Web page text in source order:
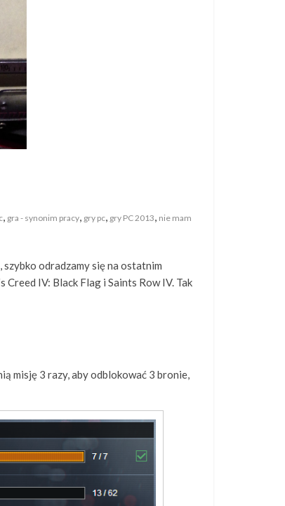
, gra - synonim pracy, gry pc, gry PC 2013, nie mam
szybko odradzamy się na ostatnim
Creed IV: Black Flag i Saints Row IV. Tak
misję 3 razy, aby odblokować 3 bronie,